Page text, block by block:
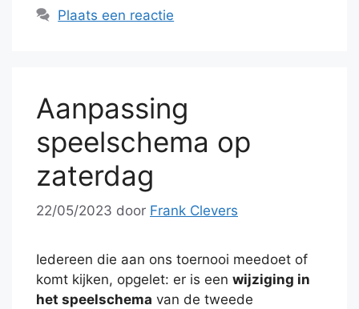
Plaats een reactie
Aanpassing
speelschema op
zaterdag
22/05/2023 door Frank Clevers
Iedereen die aan ons toernooi meedoet of
komt kijken, opgelet: er is een wijziging in
het speelschema van de tweede